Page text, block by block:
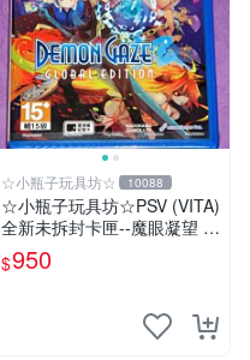
☆小瓶子玩具坊☆ 10088
☆小瓶子玩具坊☆PSV (VITA)
全新未拆封卡匣--魔眼凝望 Gl
obal Edition 黃金版
$950